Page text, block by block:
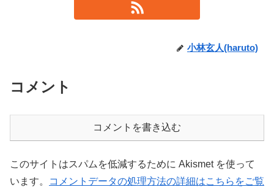
小林玄人(haruto)
コメント
コメントを書き込む
このサイトはスパムを低減するために Akismet を使って
います。
コメントデータの処理方法の詳細はこちらをご覧